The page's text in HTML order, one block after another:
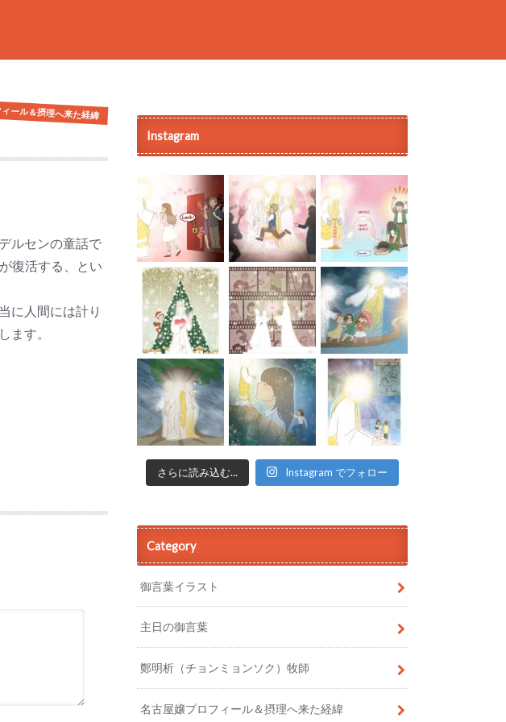
ール＆摂理へ来た経緯
ルセンの童話で
復活する、とい
に人間には計り
ます。
Instagram
さらに読み込む... Instagram でフォロー
Category
御言葉イラスト
主日の御言葉
鄭明析（チョンミョンソク）牧師
名古屋嬢プロフィール＆摂理へ来た経緯